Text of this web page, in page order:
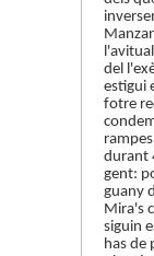
del
estigui
fotre
durant
gent:
guany
Mira's
siguin
has de